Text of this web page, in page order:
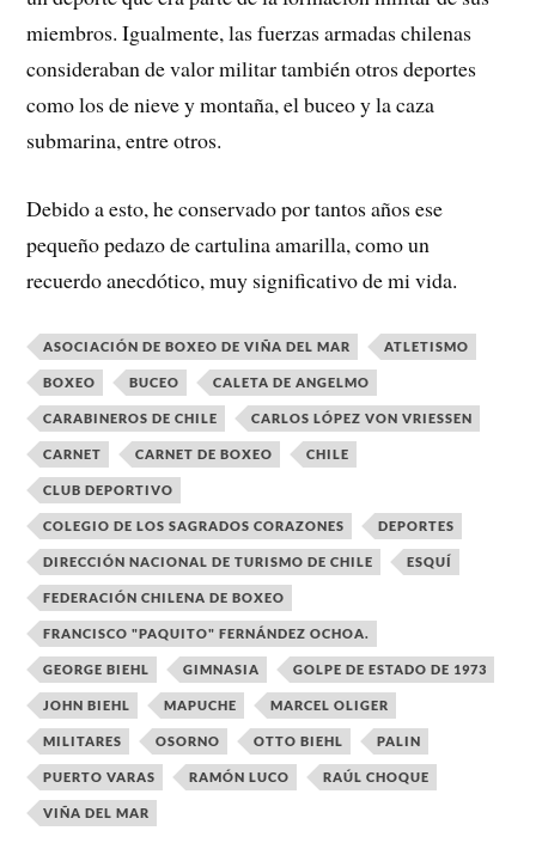
miembros. Igualmente, las fuerzas armadas chilenas
consideraban de valor militar también otros deportes
como los de nieve y montaña, el buceo y la caza
submarina, entre otros.
Debido a esto, he conservado por tantos años ese
pequeño pedazo de cartulina amarilla, como un
recuerdo anecdótico, muy significativo de mi vida.
ASOCIACIÓN DE BOXEO DE VIÑA DEL MAR ATLETISMO
BOXEO BUCEO CALETA DE ANGELMO
CARABINEROS DE CHILE CARLOS LÓPEZ VON VRIESSEN
CARNET CARNET DE BOXEO CHILE
CLUB DEPORTIVO
COLEGIO DE LOS SAGRADOS CORAZONES DEPORTES
DIRECCIÓN NACIONAL DE TURISMO DE CHILE ESQUÍ
FEDERACIÓN CHILENA DE BOXEO
FRANCISCO "PAQUITO" FERNÁNDEZ OCHOA.
GEORGE BIEHL GIMNASIA GOLPE DE ESTADO DE 1973
JOHN BIEHL MAPUCHE MARCEL OLIGER
MILITARES OSORNO OTTO BIEHL PALIN
PUERTO VARAS RAMÓN LUCO RAÚL CHOQUE
VIÑA DEL MAR